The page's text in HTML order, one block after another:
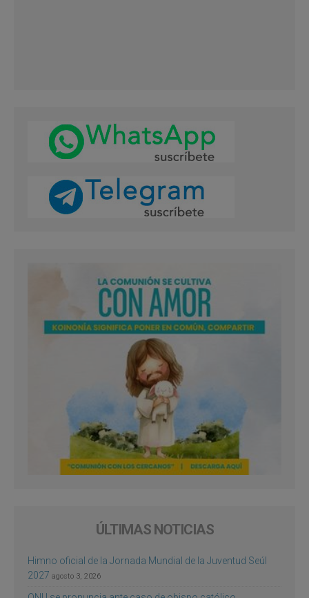
ÚLTIMAS NOTICIAS
Himno oficial de la Jornada Mundial de la Juventud Seúl
2027 agosto 3, 2026